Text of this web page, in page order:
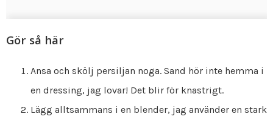
Gör så här
Ansa och skölj persiljan noga. Sand hör inte hemma i
en dressing, jag lovar! Det blir för knastrigt.
Lägg alltsammans i en blender, jag använder en stark